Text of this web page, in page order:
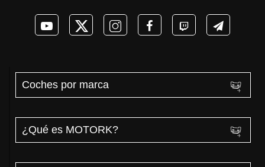
Coches por marca
¿Qué es MOTORK?